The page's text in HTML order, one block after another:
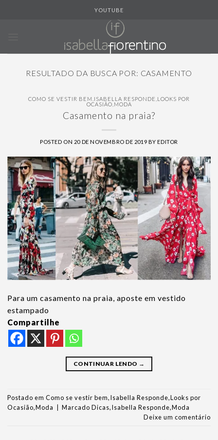
YOUTUBE
RESULTADO DA BUSCA POR: CASAMENTO
COMO SE VESTIR BEM ISABELLA RESPONDE LOOKS POR
OCASIÃO MODA
Casamento na praia?
POSTED ON 20 DE NOVEMBRO DE 2019 BYEDITOR
Para um casamento na praia, aposte em vestido
estampado
Compartilhe
CONTINUAR LENDO →
Postado em Como se vestir bem,Isabella Responde,Looks por
Ocasião,Moda Marcado Dicas,Isabella Responde,Moda
Deixe um comentário